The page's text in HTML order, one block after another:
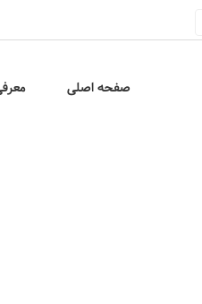
صفحه اصلی